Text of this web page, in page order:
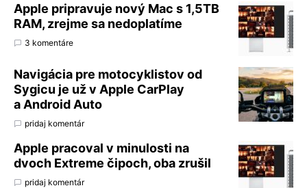
Apple pripravuje nový Mac s 1,5TB
RAM, zrejme sa nedoplatíme
3 komentáre
Navigácia pre motocyklistov od
Sygicu je už v Apple CarPlay
a Android Auto
pridaj komentár
Apple pracoval v minulosti na
dvoch Extreme čipoch, oba zrušil
pridaj komentár